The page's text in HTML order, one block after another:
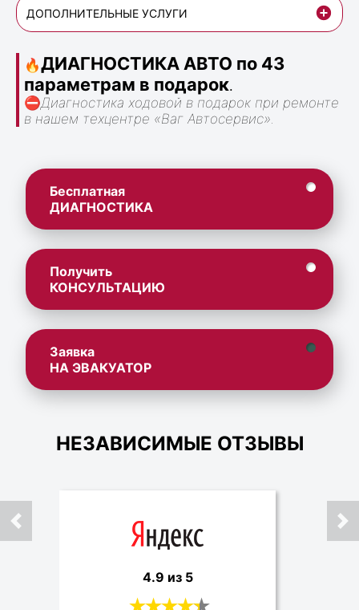
ДОПОЛНИТЕЛЬНЫЕ УСЛУГИ
🔥ДИАГНОСТИКА АВТО по 43
параметрам в подарок.
⛔Диагностика ходовой в подарок при ремонте
в нашем техцентре «Ваг Автосервис».
Бесплатная
ДИАГНОСТИКА
Получить
КОНСУЛЬТАЦИЮ
Заявка
НА ЭВАКУАТОР
НЕЗАВИСИМЫЕ ОТЗЫВЫ
4.9 из 5